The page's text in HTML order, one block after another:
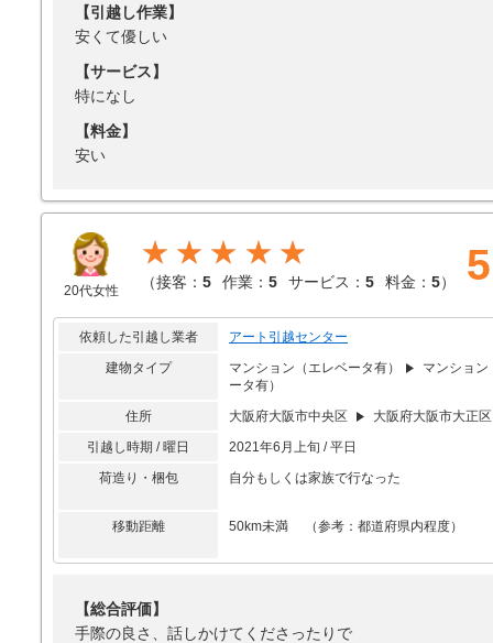
【引越し作業】
安くて優しい
【サービス】
特になし
【料金】
安い
20代女性
★★★★★
（接客： 5 作業： 5 サービス： 5 料金： 5） 5
依頼した引越し業者
アート引越センター
建物タイプ
マンション（エレベータ有）
マンション
ータ有）
住所
大阪府大阪市中央区
大阪府大阪市大正区
引越し時期 / 曜日
2021年6月上旬 / 平日
荷造り・梱包
自分もしくは家族で行なった
移動距離 50km未満 （参考：都道府県内程度）
【総合評価】
手際の良さ、話しかけてくださったりで